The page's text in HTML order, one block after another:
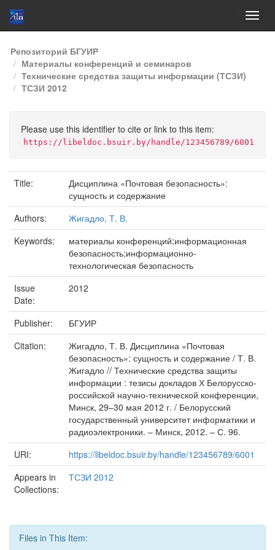
Skip
navigation
Репозиторий БГУИР
Материалы конференций и семинаров
Технические средства защиты информации (ТСЗИ)
ТСЗИ 2012
Please use this identifier to cite or link to this item:
https://libeldoc.bsuir.by/handle/123456789/6001
Title:
Дисциплина «Почтовая безопасность»:
сущность и содержание
Authors:
Жигадло, Т. В.
Keywords:
материалы конференций;информационная
безопасность;информационно-
технологическая безопасность
Issue
Date:
2012
Publisher:
БГУИР
Citation:
Жигадло, Т. В. Дисциплина «Почтовая
безопасность»: сущность и содержание / Т. В.
Жигадло // Технические средства защиты
информации : тезисы докладов Х Белорусско-
российской научно-технической конференции,
Минск, 29–30 мая 2012 г. / Белорусский
государственный университет информатики и
радиоэлектроники. – Минск, 2012. – С. 96.
URI:
https://libeldoc.bsuir.by/handle/123456789/6001
Appears in
Collections:
ТСЗИ 2012
Files in This Item: